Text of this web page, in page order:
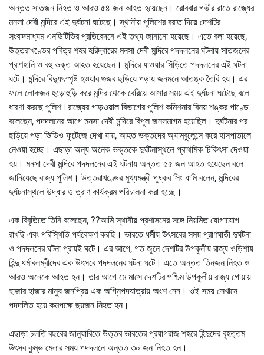
অন্তত সাতজন নিহত ও আরও ৫৪ জন আহত হয়েছেন। রোববার গভীর রাতে রাজ্যের
মনসা দেবী মন্দিরে এই দুর্ঘটনা ঘটেছে। স্থানীয় পুলিশের বরাত দিয়ে দেশটির
সংবাদমাধ্যম এনডিটিভির প্রতিবেদনে এই তথ্য জানানো হয়েছে। এতে বলা হয়েছে,
উত্তরাখণ্ডের পবিত্র শহর হরিদ্বারের মনসা দেবী মন্দিরে পদদলনের ঘটনায় সাতজনের
প্রাণহানি ও বহু ভক্ত আহত হয়েছেন। মন্দিরে যাওয়ার সিঁড়িতে পদদলনের এই ঘটনা
ঘটে। মন্দিরে বিদ্যুৎস্পৃষ্ট হওয়ার গুজব ছড়িয়ে পড়ায় জনমনে আতঙ্ক তৈরি হয়। এর
ফলে লোকজন হুড়োহুড়ি করে মন্দির থেকে বেরিয়ে আসার সময় এই দুর্ঘটনা ঘটেছে বলে
ধারণা করছে পুলিশ।রাজ্যের গাড়ওয়াল বিভাগের পুলিশ কমিশনার বিনয় শঙ্কর পাণ্ডে
বলেছেন, পদদলনের আগে মনসা দেবী মন্দিরে বিপুল জনসমাগম হয়েছিল। দুর্ঘটনার পর
ছড়িয়ে পড়া ভিডিও ফুটেজে দেখা যায়, আহত ভক্তদের অ্যাম্বুলেন্সে করে হাসপাতালে
নেওয়া হচ্ছে। এছাড়া অন্য অনেক ভক্তকে দুর্ঘটনাস্থলে প্রাথমিক চিকিৎসা দেওয়া
হয়। মনসা দেবী মন্দিরে পদদলনের এই ঘটনায় অন্তত ৫৫ জন আহত হয়েছেন বলে
জানিয়েছে রাজ্য পুলিশ। উত্তরাখণ্ডের মুখ্যমন্ত্রী পুষ্কর সিং ধামি বলেন, মন্দিরের
দুর্ঘটনাস্থলে উদ্ধার ও ত্রাণ কার্যক্রম পরিচালনা করা হচ্ছে।
এক বিবৃতিতে তিনি বলেছেন, ??আমি স্থানীয় প্রশাসনের সঙ্গে নিয়মিত যোগাযোগ
রাখছি এবং পরিস্থিতি পর্যবেক্ষণ করছি। ভারতে ধর্মীয় উৎসবের সময় প্রাণঘাতী দুর্ঘটনা
ও পদদলনের ঘটনা প্রায়ই ঘটে। এর আগে, গত জুনে দেশটির উপকূলীয় রাজ্য ওড়িশায়
হিন্দু ধর্মাবলম্বীদের এক উৎসবে পদদলনের ঘটনা ঘটে। এতে অন্তত তিনজন নিহত ও
আরও অনেকে আহত হন। তার আগে মে মাসে দেশটির পশ্চিম উপকূলীয় রাজ্য গোয়ায়
হাজার হাজার মানুষ জনপ্রিয় এক অগ্নিপদযাত্রায় অংশ নেন। ওই সময় সেখানে
পদদলিত হয়ে কমপক্ষে ছয়জন নিহত হন।
এছাড়া চলতি বছরের জানুয়ারিতে উত্তর ভারতের প্রয়াগরাজ শহরে হিন্দুদের বৃহত্তম
উৎসব কুম্ভ মেলার সময় পদদলনে অন্তত ৩০ জন নিহত হন।